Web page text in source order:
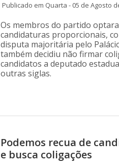
Publicado em Quarta - 05 de Agosto
Os membros do partido
candidaturas proporcionais,
disputa majoritária pelo
também decidiu não firmar
candidatos a deputado
outras siglas.
Podemos recua de
e busca coligações